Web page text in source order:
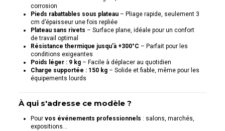
corrosion
Pieds rabattables sous plateau – Pliage rapide, seulement 3
cm d’épaisseur une fois repliée
Plateau sans rivets – Surface plane, idéale pour un confort
de travail optimal
Résistance thermique jusqu’à +300°C – Parfait pour les
conditions exigeantes
Poids léger : 9 kg – Facile à déplacer au quotidien
Charge supportée : 150 kg – Solide et fiable, même pour les
équipements lourds
À qui s'adresse ce modèle ?
Pourvos événements professionnels : salons, marchés,
expositions…